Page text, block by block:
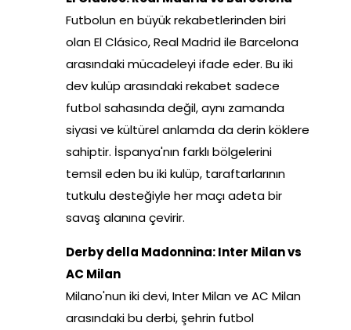
Futbolun en büyük rekabetlerinden biri
olan El Clásico, Real Madrid ile Barcelona
arasındaki mücadeleyi ifade eder. Bu iki
dev kulüp arasındaki rekabet sadece
futbol sahasında değil, aynı zamanda
siyasi ve kültürel anlamda da derin köklere
sahiptir. İspanya'nın farklı bölgelerini
temsil eden bu iki kulüp, taraftarlarının
tutkulu desteğiyle her maçı adeta bir
savaş alanına çevirir.
Derby della Madonnina: Inter Milan vs
AC Milan
Milano'nun iki devi, Inter Milan ve AC Milan
arasındaki bu derbi, şehrin futbol